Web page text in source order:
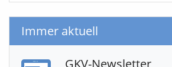
Immer aktuell
GKV-Newsletter